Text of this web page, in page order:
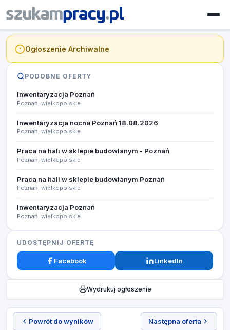
Powrót do wyników Następna oferta
Ogłoszenie Archiwalne
PODOBNE OFERTY
Inwentaryzacja Poznań
Poznań, wielkopolskie
Inwentaryzacja nocna Poznań 18.08.2026​
Poznań, wielkopolskie
Praca na hali w sklepie budowlanym - Poznań
Poznań, wielkopolskie
Praca na hali w sklepie budowlanym Poznań
Poznań, wielkopolskie
Inwentaryzacja Poznań
Poznań, wielkopolskie
UDOSTĘPNIJ OFERTĘ
Facebook LinkedIn
Wydrukuj ogłoszenie